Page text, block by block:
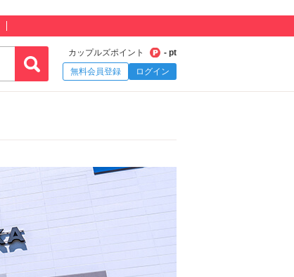
カップルズポイント
- pt
無料会員登録
ログイン